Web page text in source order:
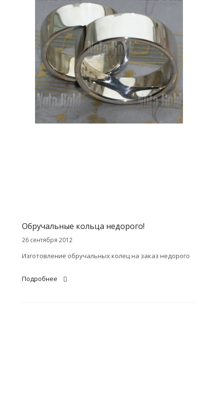
Обручальные кольца недорого!
26 сентября 2012
Изготовление обручальных колец на заказ недорого
Подробнее